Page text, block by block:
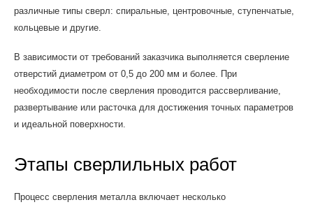
различные типы сверл: спиральные, центровочные, ступенчатые,
кольцевые и другие.
В зависимости от требований заказчика выполняется сверление
отверстий диаметром от 0,5 до 200 мм и более. При
необходимости после сверления проводится рассверливание,
развертывание или расточка для достижения точных параметров
и идеальной поверхности.
Этапы сверлильных работ
Процесс сверления металла включает несколько